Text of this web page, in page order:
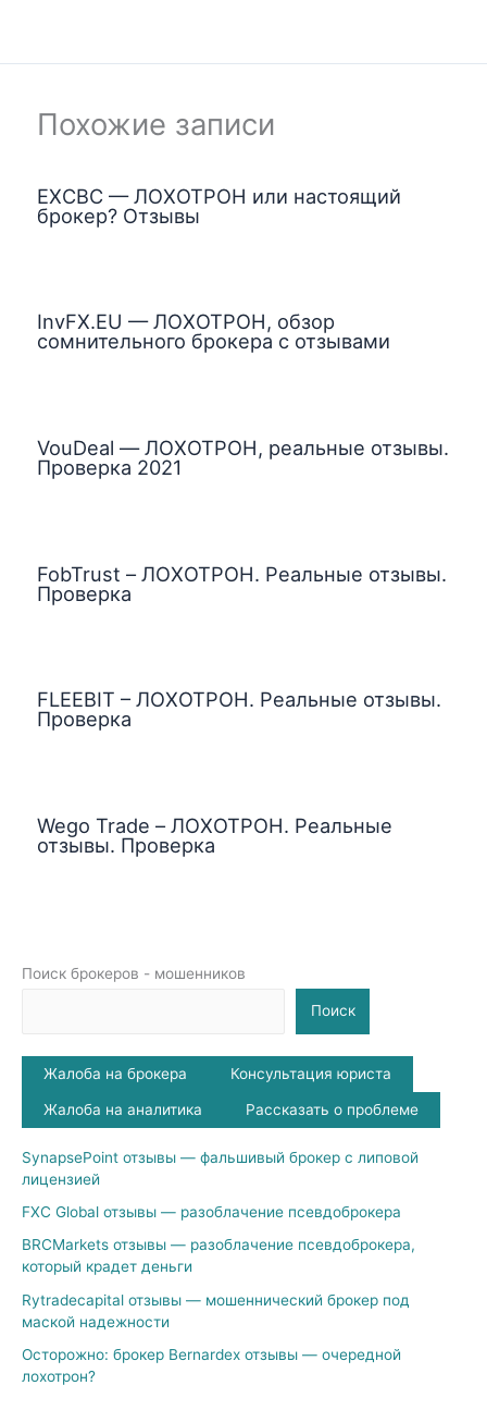
Поиск брокеров - мошенников
Поиск
Жалоба на брокера Консультация юриста
Жалоба на аналитика Рассказать о проблеме
SynapsePoint отзывы — фальшивый брокер с липовой
лицензией
FXC Global отзывы — разоблачение псевдоброкера
BRCMarkets отзывы — разоблачение псевдоброкера,
который крадет деньги
Rytradecapital отзывы — мошеннический брокер под
маской надежности
Осторожно: брокер Bernardex отзывы — очередной
лохотрон?
Похожие записи
EXCBC — ЛОХОТРОН или настоящий
брокер? Отзывы
InvFX.EU — ЛОХОТРОН, обзор
сомнительного брокера с отзывами
VouDeal — ЛОХОТРОН, реальные отзывы.
Проверка 2021
FobTrust – ЛОХОТРОН. Реальные отзывы.
Проверка
FLEEBIT – ЛОХОТРОН. Реальные отзывы.
Проверка
Wego Trade – ЛОХОТРОН. Реальные
отзывы. Проверка